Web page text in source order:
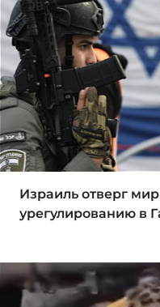
Израиль отверг
урегулированию в